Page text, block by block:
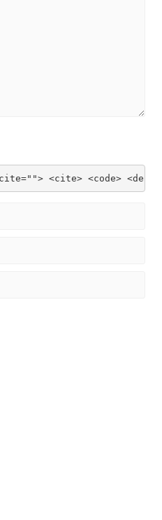
<cite> <code> <del